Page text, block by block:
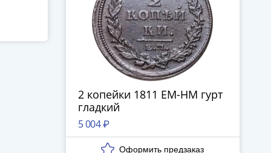
2 копейки 1811 ЕМ-НМ гурт
гладкий
5 004 ₽